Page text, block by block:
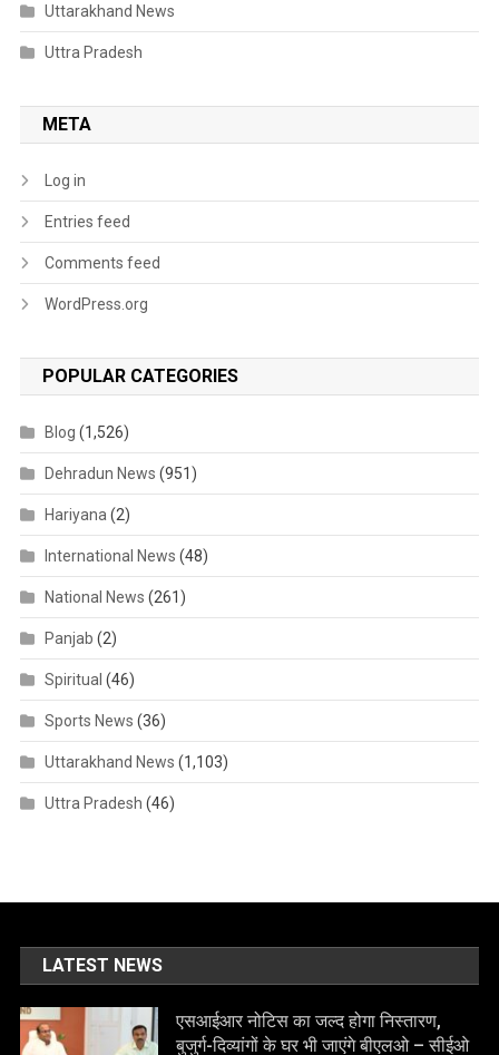
Uttarakhand News
Uttra Pradesh
META
Log in
Entries feed
Comments feed
WordPress.org
POPULAR CATEGORIES
Blog (1,526)
Dehradun News (951)
Hariyana (2)
International News (48)
National News (261)
Panjab (2)
Spiritual (46)
Sports News (36)
Uttarakhand News (1,103)
Uttra Pradesh (46)
LATEST NEWS
एसआईआर नोटिस का जल्द होगा निस्तारण,
बुजुर्ग-दिव्यांगों के घर भी जाएंगे बीएलओ – सीईओ